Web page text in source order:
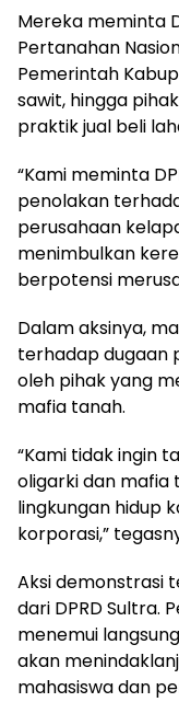
Mereka meminta
Pertanahan
Pemerintah
sawit, hingga
praktik jual beli
“Kami meminta
penolakan
perusahaan
menimbulkan
berpotensi
Dalam aksinya,
terhadap dugaan
oleh pihak yang
mafia tanah.
“Kami tidak ingin
oligarki dan mafia
lingkungan hidup
korporasi,”
Aksi demonstrasi
dari DPRD Sultra.
menemui
akan
mahasiswa dan